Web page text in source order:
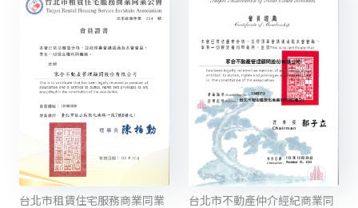
台北市租賃住宅服務商業同業
台北市不動產仲介經紀商業同